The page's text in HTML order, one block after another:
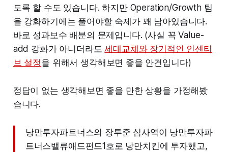
도록 할 수도 있습니다. 하지만 Operation/Growth 팀
을 강화하기에는 풀어야할 숙제가 꽤 남아있습니다.
바로 성과보수 배분의 문제입니다. (사실 꼭 Value-
add 강화가 아니더라도세대교체와 장기적인 인센티
브 설정을 위해서 생각해보면 좋을 안건입니다)
정답이 없는 생각해보면 좋을 만한 상황을 가정해봤
습니다.
낭만투자파트너스의 장투준 심사역이 낭만투자파
트너스밸류애드펀드1호로 낭만치킨에 투자했고,